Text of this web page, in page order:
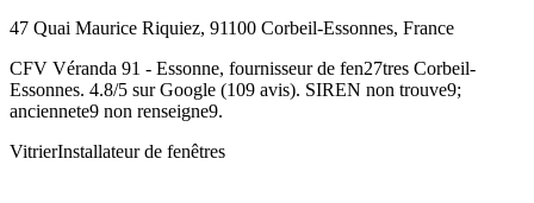
47 Quai Maurice Riquiez, 91100 Corbeil-Essonnes, France
CFV Véranda 91 - Essonne, fournisseur de fen27tres Corbeil-
Essonnes. 4.8/5 sur Google (109 avis). SIREN non trouve9;
anciennete9 non renseigne9.
VitrierInstallateur de fenêtres